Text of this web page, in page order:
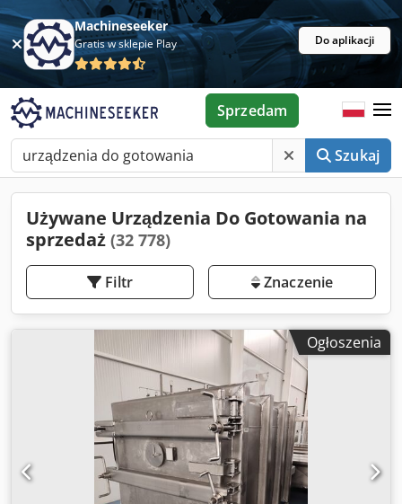
Machineseeker
Gratis w sklepie Play Do aplikacji
Szukaj
Sprzedam
Używane Urządzenia Do Gotowania na
sprzedaż (32 778)
Filtr Znaczenie
Ogłoszenia